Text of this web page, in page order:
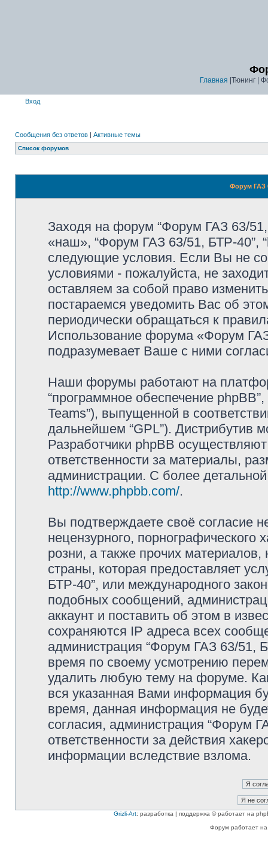
Главная |Тюнинг |
Вход
Сообщения без ответов | Активные темы
Список форумов
Форум ГАЗ
Заходя на форум “Форум ГАЗ 63/
«наш», “Форум ГАЗ 63/51, БТР-40”,
следующие условия. Если Вы не
условиями - пожалуйста, не
оставляем за собой право
постараемся уведомить Вас об
периодически обращаться к
Использование форума «Форум
подразумевает Ваше с ними
Наши форумы работают на
“программное обеспечение
Teams”), выпущенной в
дальнейшем “GPL”). Дистрибутив
Разработчики phpBB
ответственности за материалы,
администрации. С более
http://www.phpbb.com/.
Вы подтверждаете своё согласие
нецензурного, порнографического
розни, а также прочих
страны, которая предоставляет
БТР-40”, или международного
подобных сообщений,
аккаунт и поставить об этом в
сохраняются IP адреса всех
администрация “Форум ГАЗ 63/51,
время по своему усмотрению
удалить любую тему на форуме.
вся указанная Вами информация
время, данная информация не
согласия, администрация “Форум
ответственности за действия
информации вследствие взлома.
Grizli-Art: разработка | поддержка © работает на
Форум работает